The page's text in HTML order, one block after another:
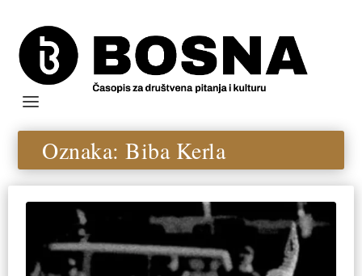
Oznaka:Biba Kerla